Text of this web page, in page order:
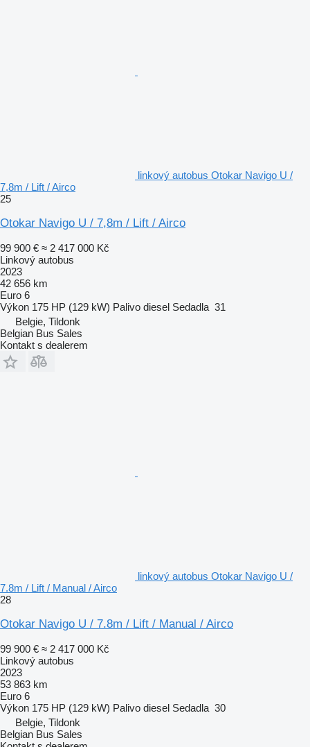
linkový autobus Otokar Navigo U /
7,8m / Lift / Airco
25
Otokar Navigo U / 7,8m / Lift / Airco
99 900 € ≈ 2 417 000 Kč
Linkový autobus
2023
42 656 km
Euro 6
Výkon 175 HP (129 kW) Palivo diesel Sedadla 31
Belgie, Tildonk
Belgian Bus Sales
Kontakt s dealerem
linkový autobus Otokar Navigo U /
7.8m / Lift / Manual / Airco
28
Otokar Navigo U / 7.8m / Lift / Manual / Airco
99 900 € ≈ 2 417 000 Kč
Linkový autobus
2023
53 863 km
Euro 6
Výkon 175 HP (129 kW) Palivo diesel Sedadla 30
Belgie, Tildonk
Belgian Bus Sales